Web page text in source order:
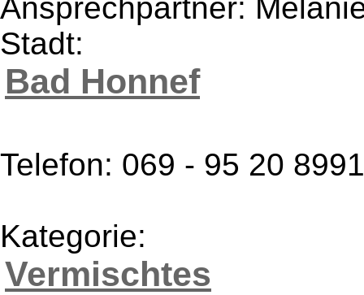
Ansprechpartner:
Stadt:
Bad Honnef
Telefon: 069 - 95 20 8991
Kategorie:
Vermischtes